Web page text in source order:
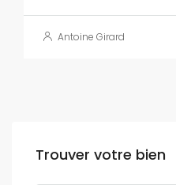
Antoine Girard
Trouver votre bien